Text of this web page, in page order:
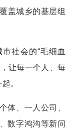
盖城乡的基层组
社会的“毛细血
让每一个人、每
。
体、一人公司、
数字鸿沟等新问